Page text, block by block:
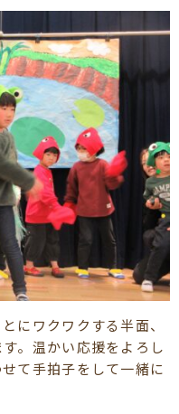
にワクワクする半面、
。温かい応援をよろし
て手拍子をして一緒に